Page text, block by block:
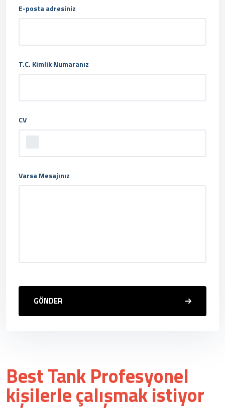
Best Tank Profesyonel
kişilerle çalışmak istiyor
E-posta adresiniz
T.C. Kimlik Numaranız
CV
Varsa Mesajınız
GÖNDER